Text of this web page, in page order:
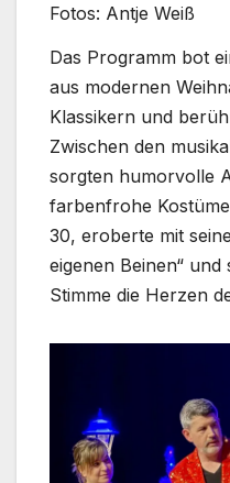
Fotos: Antje Weiß
Das Programm bot
aus modernen
Klassikern und
Zwischen den
sorgten humorvolle
farbenfrohe
30, eroberte mit
eigenen Beinen“
Stimme die Herzen